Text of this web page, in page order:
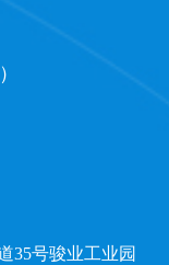
35号骏业工业园